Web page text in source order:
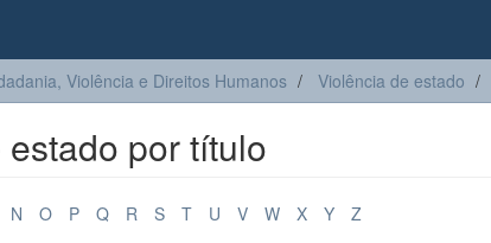
Violência e Direitos Humanos Violência de estado
por título
N O P Q R S T U V W X Y Z